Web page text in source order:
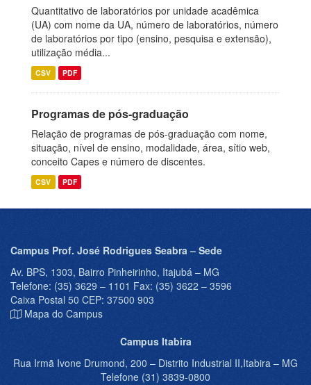
Quantitativo de laboratórios por unidade acadêmica
(UA) com nome da UA, número de laboratórios, número
de laboratórios por tipo (ensino, pesquisa e extensão),
utilização média...
CSV PDF
Programas de pós-graduação
Relação de programas de pós-graduação com nome,
situação, nível de ensino, modalidade, área, sítio web,
conceito Capes e número de discentes.
CSV PDF
Campus Prof. José Rodrigues Seabra – Sede
Av. BPS, 1303, Bairro Pinheirinho, Itajubá – MG
Telefone: (35) 3629 – 1101 Fax: (35) 3622 – 3596
Caixa Postal 50 CEP: 37500 903
Mapa do Campus
Campus Itabira
Rua Irmã Ivone Drumond, 200 – Distrito Industrial II,Itabira – MG
Telefone (31) 3839-0800